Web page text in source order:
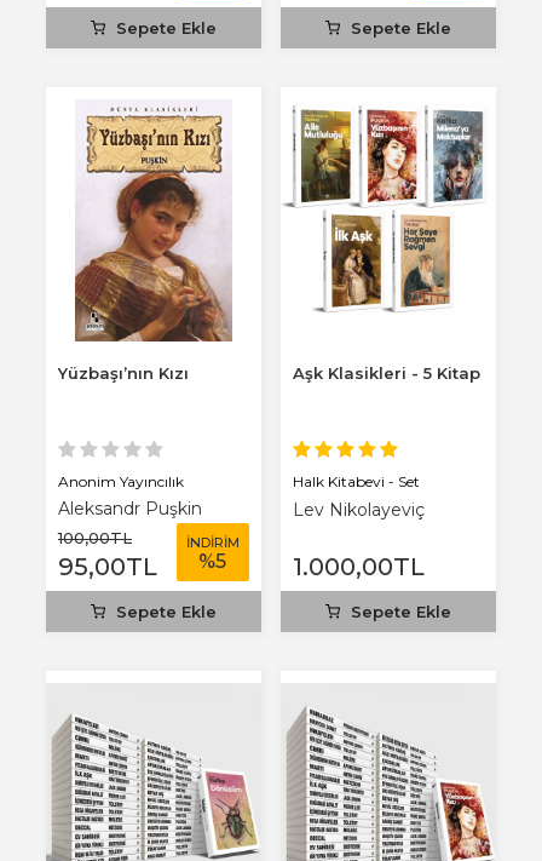
Sepete Ekle Sepete Ekle
Yüzbaşı’nın Kızı
Anonim Yayıncılık
Aleksandr Puşkin
100,00TL
95,00TL
İNDİRİM
%5
Sepete Ekle
Aşk Klasikleri - 5 Kitap
Halk Kitabevi - Set
Lev Nikolayeviç
1.000,00TL
Sepete Ekle